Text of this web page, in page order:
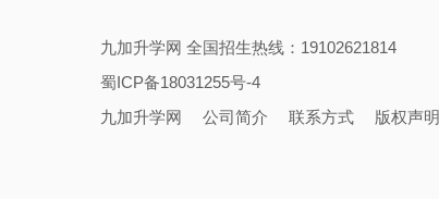
九加升学网 全国招生热线：19102621814
蜀ICP备18031255号-4
九加升学网
公司简介 联系方式 版权声明